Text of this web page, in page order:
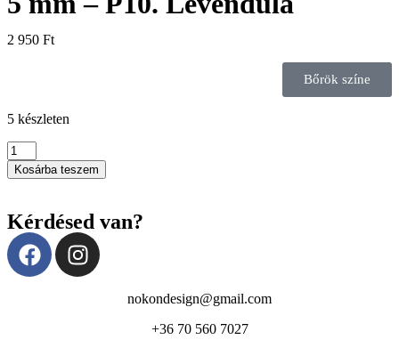
2 950 Ft
Bőrök színe
5 készleten
Kosárba teszem
Kérdésed van?
nokondesign@gmail.com
+36 70 560 7027